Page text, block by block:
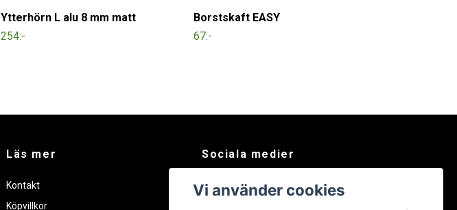
Ytterhörn L alu 8 mm matt
254:-
Borstskaft EASY
67:-
Läs mer
Kontakt
Köpvillkor
Sociala medier
Facebook
Vi använder cookies